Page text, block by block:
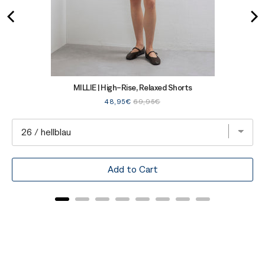
MILLIE | High-Rise, Relaxed Shorts
Sale
48,95€ Original
69,95€
Add to Cart